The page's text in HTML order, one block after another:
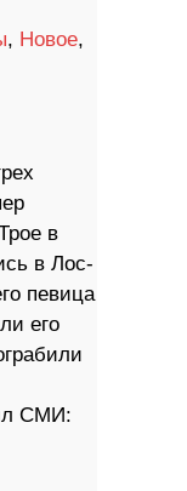
, Новое,
в
в Лос-
певица
его
СМИ: